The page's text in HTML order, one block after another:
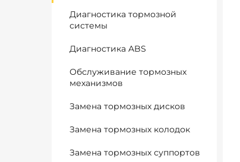
Диагностика тормозной
системы
Диагностика ABS
Обслуживание тормозных
механизмов
Замена тормозных дисков
Замена тормозных колодок
Замена тормозных суппортов